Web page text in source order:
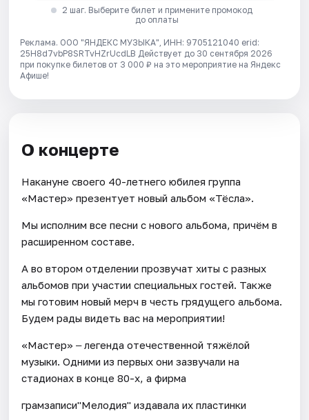
2 шаг. Выберите билет и примените промокод
до оплаты
Реклама. ООО "ЯНДЕКС МУЗЫКА", ИНН: 9705121040 erid:
25H8d7vbP8SRTvHZrUcdLB Действует до 30 сентября 2026
при покупке билетов от 3 000 ₽ на это мероприятие на Яндекс
Афише!
О концерте
Накануне своего 40-летнего юбилея группа
«Мастер» презентует новый альбом «Тёсла».
Мы исполним все песни с нового альбома, причём в
расширенном составе.
А во втором отделении прозвучат хиты с разных
альбомов при участии специальных гостей. Также
мы готовим новый мерч в честь грядущего альбома.
Будем рады видеть вас на мероприятии!
«Мастер» ‒ легенда отечественной тяжёлой
музыки. Одними из первых они зазвучали на
стадионах в конце 80-х, а фирма
грамзаписи"Мелодия" издавала их пластинки